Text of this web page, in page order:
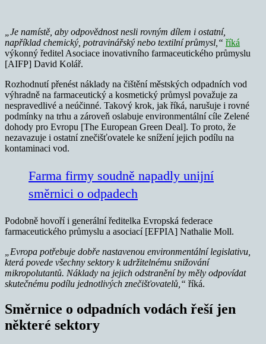
„Je namístě, aby odpovědnost nesli rovným dílem i ostatní,
například chemický, potravinářský nebo textilní průmysl,“ říká
výkonný ředitel Asociace inovativního farmaceutického průmyslu
[AIFP] David Kolář.
Rozhodnutí přenést náklady na čištění městských odpadních vod
výhradně na farmaceutický a kosmetický průmysl považuje za
nespravedlivé a neúčinné. Takový krok, jak říká, narušuje i rovné
podmínky na trhu a zároveň oslabuje environmentální cíle Zelené
dohody pro Evropu [The European Green Deal]. To proto, že
nezavazuje i ostatní znečišťovatele ke snížení jejich podílu na
kontaminaci vod.
Farma firmy soudně napadly unijní
směrnici o odpadech
Podobně hovoří i generální ředitelka Evropská federace
farmaceutického průmyslu a asociací [EFPIA] Nathalie Moll.
„Evropa potřebuje dobře nastavenou environmentální legislativu,
která povede všechny sektory k udržitelnému snižování
mikropolutantů. Náklady na jejich odstranění by měly odpovídat
skutečnému podílu jednotlivých znečišťovatelů,“ říká.
Směrnice o odpadních vodách řeší jen
některé sektory